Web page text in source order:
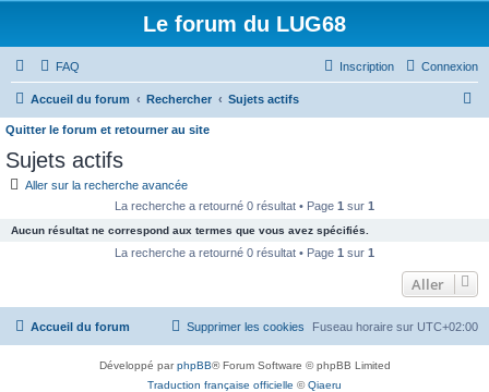
Le forum du LUG68
FAQ Connexion
Inscription
Accueil du forum Rechercher Sujets actifs
e
r
Quitter le forum et retourner au site
Sujets actifs
Aller sur la recherche avancée
La recherche a retourné 0 résultat • Page 1 sur 1
Aucun résultat ne correspond aux termes que vous avez spécifiés.
La recherche a retourné 0 résultat • Page 1 sur 1
Aller
Accueil du forum Fuseau horaire sur UTC+02:00
Supprimer les cookies
Développé parphpBB® Forum Software © phpBB Limited
Traduction française officielle ©Qiaeru